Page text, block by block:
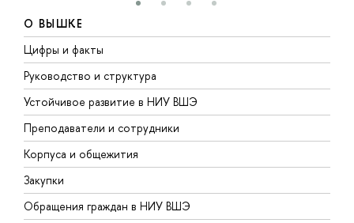
О ВЫШКЕ
Цифры и факты
Руководство и структура
Устойчивое развитие в НИУ ВШЭ
Преподаватели и сотрудники
Корпуса и общежития
Закупки
Обращения граждан в НИУ ВШЭ